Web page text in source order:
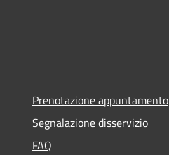
Prenotazione appuntamento
Segnalazione disservizio
FAQ